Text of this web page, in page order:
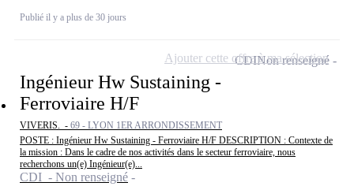
Publié il y a plus de 30 jours
Ingénieur Hw Sustaining -
Ferroviaire H/F
VIVERIS. - 69 - LYON 1ER ARRONDISSEMENT
POSTE : Ingénieur Hw Sustaining - Ferroviaire H/F DESCRIPTION : Contexte de
la mission : Dans le cadre de nos activités dans le secteur ferroviaire, nous
recherchons un(e) Ingénieur(e)...
CDI - Non renseigné
CDINon renseigné
Ajouter cette offre à ma sélection